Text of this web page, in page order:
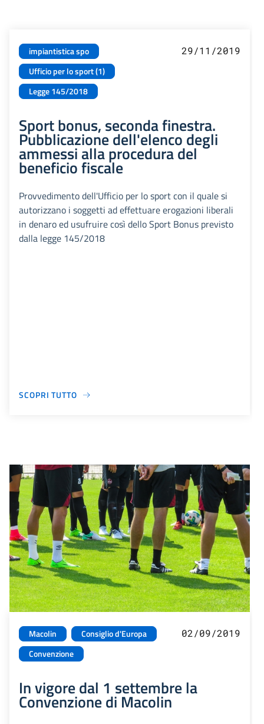
impiantistica spo
Ufficio per lo sport (1)
Legge 145/2018
29/11/2019
Sport bonus, seconda finestra.
Pubblicazione dell'elenco degli
ammessi alla procedura del
beneficio fiscale
Provvedimento dell'Ufficio per lo sport con il quale si
autorizzano i soggetti ad effettuare erogazioni liberali
in denaro ed usufruire così dello Sport Bonus previsto
dalla legge 145/2018
SCOPRI TUTTO
Macolin
Consiglio d'Europa
Convenzione
02/09/2019
In vigore dal 1 settembre la
Convenzione di Macolin